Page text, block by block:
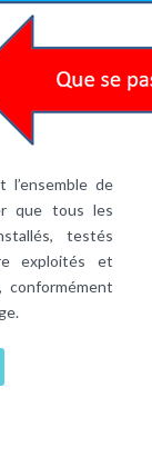
l’ensemble de
que tous les
testés
exploités et
conformément